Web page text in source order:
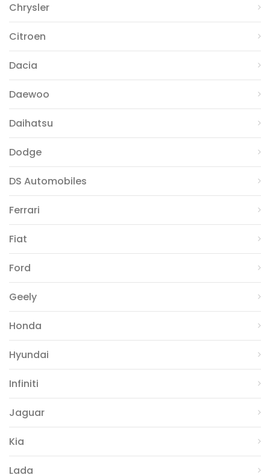
Chrysler
Citroen
Dacia
Daewoo
Daihatsu
Dodge
DS Automobiles
Ferrari
Fiat
Ford
Geely
Honda
Hyundai
Infiniti
Jaguar
Kia
Lada